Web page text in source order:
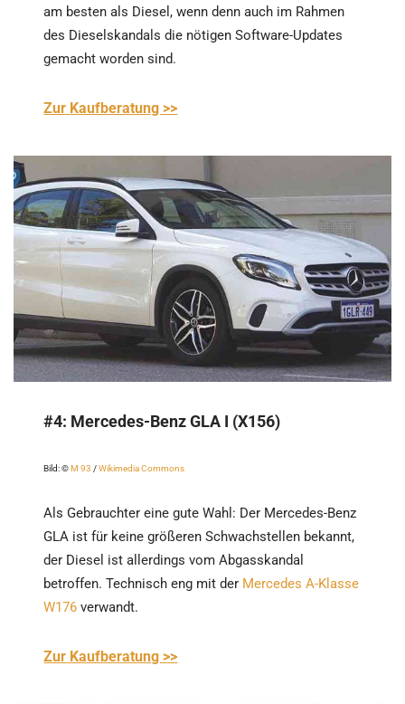
am besten als Diesel, wenn denn auch im Rahmen
des Dieselskandals die nötigen Software-Updates
gemacht worden sind.
Zur Kaufberatung >>
#4: Mercedes-Benz GLA I (X156)
Bild: ©M 93 /Wikimedia Commons
Als Gebrauchter eine gute Wahl: Der Mercedes-Benz
GLA ist für keine größeren Schwachstellen bekannt,
der Diesel ist allerdings vom Abgasskandal
betroffen. Technisch eng mit der Mercedes A-Klasse
W176 verwandt.
Zur Kaufberatung >>